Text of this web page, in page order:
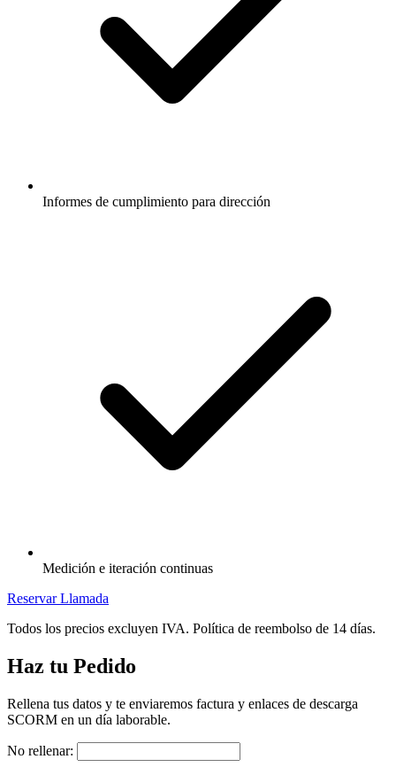
Informes de cumplimiento para dirección
Medición e iteración continuas
Reservar Llamada
Todos los precios excluyen IVA. Política de reembolso de 14 días.
Haz tu Pedido
Rellena tus datos y te enviaremos factura y enlaces de descarga
SCORM en un día laborable.
No rellenar: